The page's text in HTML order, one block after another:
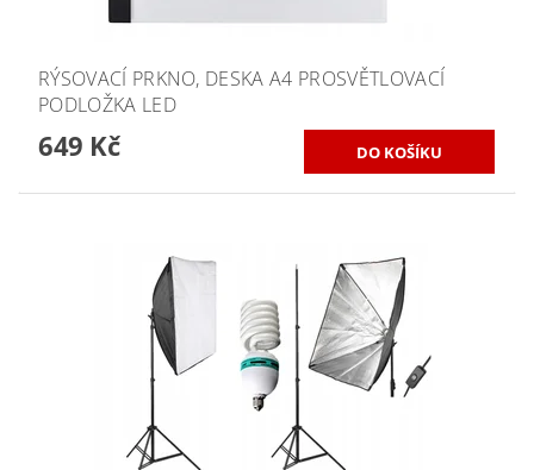
RÝSOVACÍ PRKNO, DESKA A4 PROSVĚTLOVACÍ
PODLOŽKA LED
649 Kč